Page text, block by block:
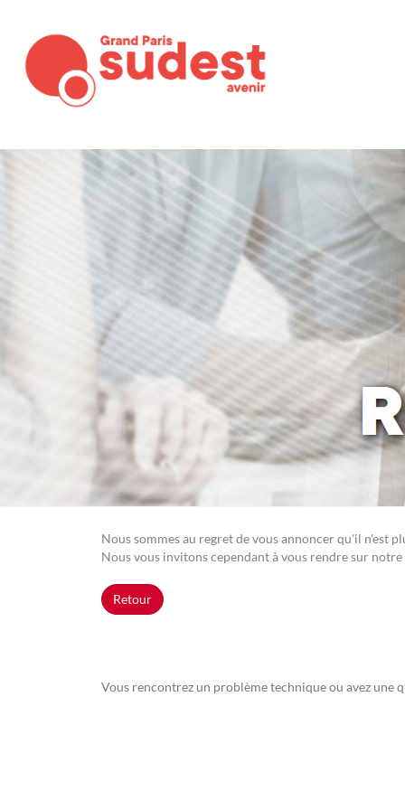
Nous sommes au regret de vous annoncer qu'il n'est
Nous vous invitons cependant à vous rendre sur
Retour
Vous rencontrez un problème technique ou avez une